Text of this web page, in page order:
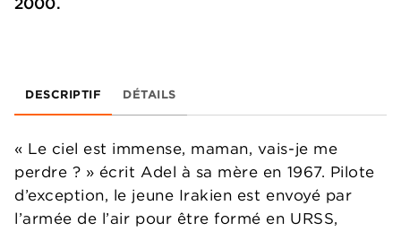
DESCRIPTIF DÉTAILS
« Le ciel est immense, maman, vais-je me
perdre ? » écrit Adel à sa mère en 1967. Pilote
d’exception, le jeune Irakien est envoyé par
l’armée de l’air pour être formé en URSS,